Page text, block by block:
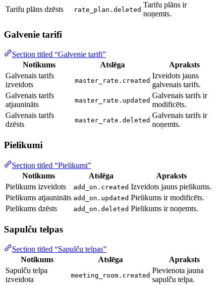
Tarifu plāns dzēsts
rate_plan.deleted
Tarifu plāns ir
noņemts.
Galvenie tarifi
Section titled “Galvenie tarifi”
Notikums
Atslēga
Apraksts
Galvenais tarifs
izveidots
master_rate.created
Izveidots jauns
galvenais tarifs.
Galvenais tarifs
atjaunināts
master_rate.updated
Galvenais tarifs ir
modificēts.
Galvenais tarifs
dzēsts
master_rate.deleted
Galvenais tarifs ir
noņemts.
Pielikumi
Section titled “Pielikumi”
Notikums
Atslēga
Apraksts
Pielikums izveidots
add_on.created Izveidots jauns pielikums.
Pielikums atjaunināts add_on.updated Pielikums ir modificēts.
Pielikums dzēsts
add_on.deleted Pielikums ir noņemts.
Sapulču telpas
Section titled “Sapulču telpas”
Notikums
Atslēga
Apraksts
Sapulču telpa
izveidota
meeting_room.created
Pievienota jauna
sapulču telpa.